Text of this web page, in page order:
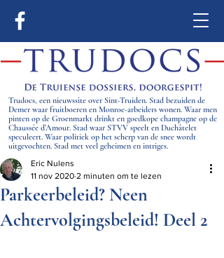
Trudocs, een nieuwssite over Sint-Truiden. Stad bezuiden de
Demer waar fruitboeren en Monroe-arbeiders wonen. Waar men
pinten op de Groenmarkt drinkt en goedkope champagne op de
Chaussée d’Amour. Stad waar STVV speelt en Duchâtelet
speculeert. Waar politiek op het scherp van de snee wordt
uitgevochten. Stad met veel geheimen en intriges.
Parkeerbeleid? Neen
Achtervolgingsbeleid! Deel 2
Eric Nulens
11 nov 2020 2 minuten om te lezen